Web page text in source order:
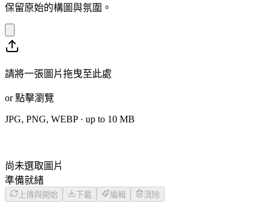
保留原始的構圖與氛圍。
請將一張圖片拖曳至此處
or 點擊瀏覽
JPG, PNG, WEBP· up to 10 MB
尚未選取圖片
準備就緒
上傳與開始 下載 編輯 清除